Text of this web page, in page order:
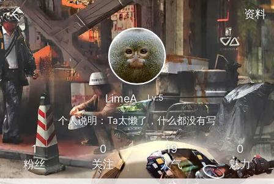
资料
LimeA Lv.5
个人说明：Ta太懒了，什么都没有写
1
粉丝
0
关注
19
人气
0
魅力